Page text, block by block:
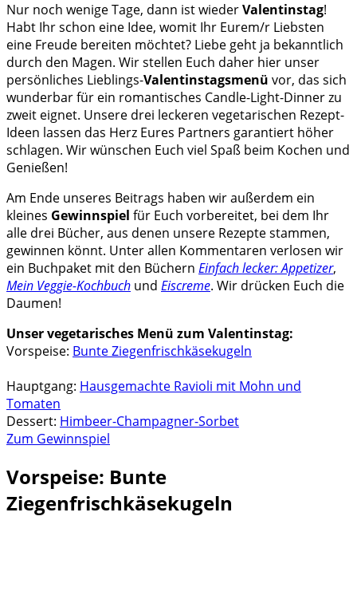
Nur noch wenige Tage, dann ist wiederValentinstag!
Habt Ihr schon eine Idee, womit Ihr Eurem/r Liebsten
eine Freude bereiten möchtet? Liebe geht ja bekanntlich
durch den Magen. Wir stellen Euch daher hier unser
persönliches Lieblings-Valentinstagsmenü vor, das sich
wunderbar für ein romantisches Candle-Light-Dinner zu
zweit eignet. Unsere drei leckeren vegetarischen Rezept-
Ideen lassen das Herz Eures Partners garantiert höher
schlagen. Wir wünschen Euch viel Spaß beim Kochen und
Genießen!
Am Ende unseres Beitrags haben wir außerdem ein
kleines Gewinnspiel für Euch vorbereitet, bei dem Ihr
alle drei Bücher, aus denen unsere Rezepte stammen,
gewinnen könnt. Unter allen Kommentaren verlosen wir
ein Buchpaket mit den Büchern Einfach lecker: Appetizer,
Mein Veggie-Kochbuch und Eiscreme. Wir drücken Euch die
Daumen!
Unser vegetarisches Menü zum Valentinstag:
Vorspeise: Bunte Ziegenfrischkäsekugeln
Hauptgang: Hausgemachte Ravioli mit Mohn und
Tomaten
Dessert: Himbeer-Champagner-Sorbet
Zum Gewinnspiel
Vorspeise: Bunte
Ziegenfrischkäsekugeln